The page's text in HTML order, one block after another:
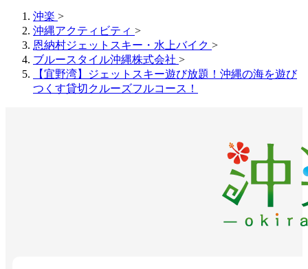
沖楽 >
沖縄アクティビティ >
恩納村ジェットスキー・水上バイク >
ブルースタイル沖縄株式会社 >
【宜野湾】ジェットスキー遊び放題！沖縄の海を遊び
つくす貸切クルーズフルコース！